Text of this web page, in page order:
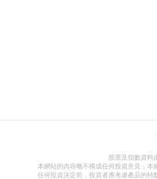
股票及指數資料
本網站的內容概不構成任何投資意見，本
任何投資決定前，投資者應考慮產品的